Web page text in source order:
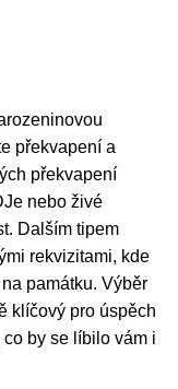
překvapení a
překvapení
nebo živé
Dalším tipem
rekvizitami, kde
památku. Výběr
klíčový pro úspěch
by se líbilo vám i